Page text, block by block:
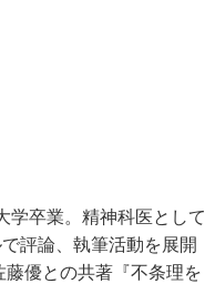
学卒業。精神科医として
評論、執筆活動を展開
優との共著『不条理を